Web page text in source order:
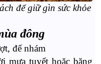
để giữ gìn sức khỏe
đông
đế nhám
mưa tuyết hoặc băng